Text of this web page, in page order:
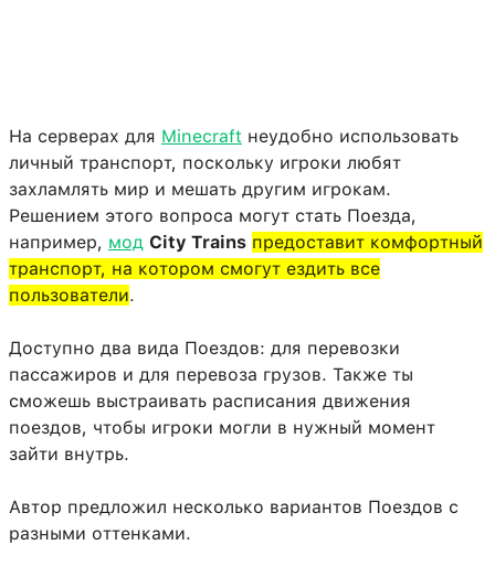
На серверах для Minecraft неудобно использовать
личный транспорт, поскольку игроки любят
захламлять мир и мешать другим игрокам.
Решением этого вопроса могут стать Поезда,
например, мод City Trains предоставит комфортный
транспорт, на котором смогут ездить все
пользователи.
Доступно два вида Поездов: для перевозки
пассажиров и для перевоза грузов. Также ты
сможешь выстраивать расписания движения
поездов, чтобы игроки могли в нужный момент
зайти внутрь.
Автор предложил несколько вариантов Поездов с
разными оттенками.